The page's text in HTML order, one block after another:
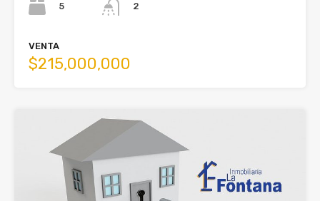
5
2
VENTA
$215,000,000